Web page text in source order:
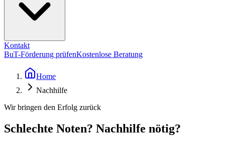
Kontakt
BuT-Förderung prüfenKostenlose Beratung
Home
Nachhilfe
Wir bringen den Erfolg zurück
Schlechte Noten? Nachhilfe nötig?